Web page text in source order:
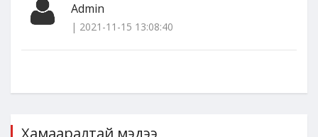
Admin
| 2021-11-15 13:08:40